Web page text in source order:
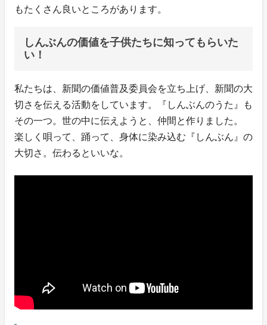
もたくさん良いところがあります。
しんぶんの価値を子供たちに知ってもらいた
い！
私たちは、新聞の価値普及委員会を立ち上げ、新聞の大
切さを伝える活動をしています。『しんぶんのうた』も
その一つ。世の中に伝えようと、仲間と作りました。
楽しく唄って、踊って、身体に染み込む『しんぶん』の
大切さ。伝わるといいな。